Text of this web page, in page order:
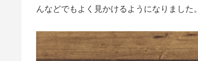
んなどでもよく見かけるようになりました。